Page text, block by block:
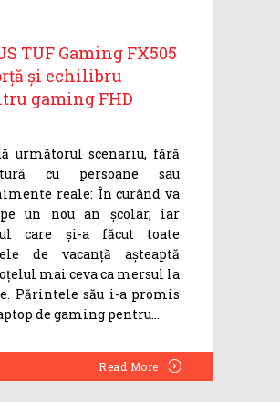
TUF Gaming FX505
și echilibru
gaming FHD
următorul scenariu, fără
cu persoane sau
reale: În curând va
un nou an școlar, iar
care și-a făcut toate
de vacanță așteaptă
mai ceva ca mersul la
Părintele său i-a promis
de gaming pentru
Read More